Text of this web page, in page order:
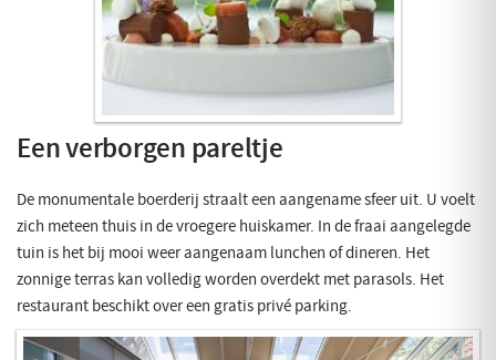
Een verborgen pareltje
De monumentale boerderij straalt een aangename sfeer uit. U voelt
zich meteen thuis in de vroegere huiskamer. In de fraai aangelegde
tuin is het bij mooi weer aangenaam lunchen of dineren. Het
zonnige terras kan volledig worden overdekt met parasols. Het
restaurant beschikt over een gratis privé parking.